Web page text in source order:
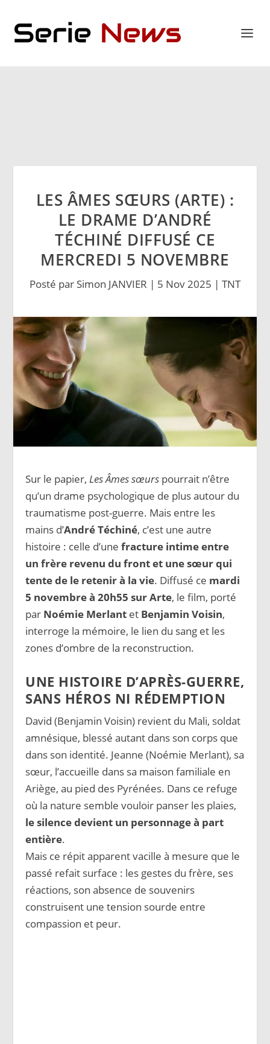
LES ÂMES SŒURS (ARTE) :
LE DRAME D’ANDRÉ
TÉCHINÉ DIFFUSÉ CE
MERCREDI 5 NOVEMBRE
Posté par Simon JANVIER | 5 Nov 2025 | TNT
Sur le papier,Les Âmes sœurs pourrait n’être
qu’un drame psychologique de plus autour du
traumatisme post-guerre. Mais entre les
mains d’André Téchiné, c’est une autre
histoire : celle d’unefracture intime entre
un frère revenu du front et une sœur qui
tente de le retenir à la vie. Diffusé ce mardi
5 novembre à 20h55 sur Arte, le film, porté
par Noémie Merlant et Benjamin Voisin,
interroge la mémoire, le lien du sang et les
zones d’ombre de la reconstruction.
UNE HISTOIRE D’APRÈS-GUERRE,
SANS HÉROS NI RÉDEMPTION
David (Benjamin Voisin) revient du Mali, soldat
amnésique, blessé autant dans son corps que
dans son identité. Jeanne (Noémie Merlant), sa
sœur, l’accueille dans sa maison familiale en
Ariège, au pied des Pyrénées. Dans ce refuge
où la nature semble vouloir panser les plaies,
le silence devient un personnage à part
entière.
Mais ce répit apparent vacille à mesure que le
passé refait surface : les gestes du frère, ses
réactions, son absence de souvenirs
construisent une tension sourde entre
compassion et peur.